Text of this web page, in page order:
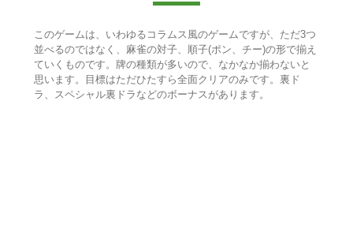
このゲームは、いわゆるコラムス風のゲームですが、ただ3つ
並べるのではなく、麻雀の対子、順子(ポン、チー)の形で揃え
ていくものです。牌の種類が多いので、なかなか揃わないと
思います。目標はただひたすら全面クリアのみです。裏ド
ラ、スペシャル裏ドラなどのボーナスがあります。